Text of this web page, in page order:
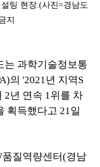
팅 현장.(사진=경남도
지
는 과학기술정보통
의 '2021년 지역S
2년 연속 1위를 차
획득했다고 21일
질역량센터(경남